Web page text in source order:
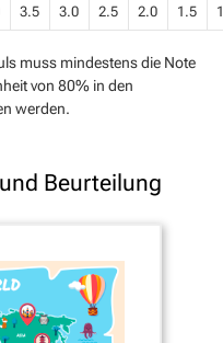
3.5 3.0 2.5 2.0 1.5
muss mindestens die Note
von 80% in den
werden.
Beurteilung